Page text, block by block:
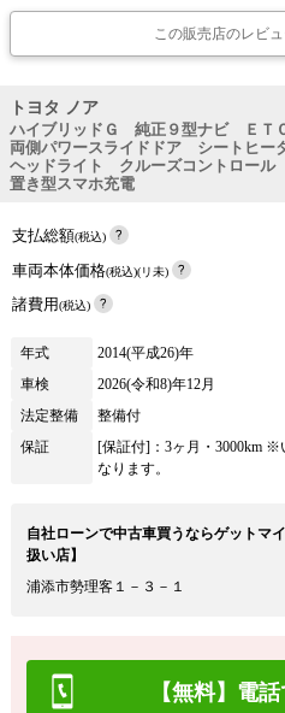
この販売店のレビ
トヨタ ノア
ハイブリッドＧ 純正９型ナビ Ｅ
両側パワースライドドア シートヒ
ヘッドライト クルーズコントロー
置き型スマホ充電
支払総額(税込)
車両本体価格(税込)(リ未)
諸費用(税込)
年式 2014(平成26)年
車検
2026(令和8)年12月
法定整備
整備付
保証
[保証付]：3ヶ月・3000km
なります。
自社ローンで中古車買うならゲット
扱い店】
浦添市勢理客１－３－１
【無料】電